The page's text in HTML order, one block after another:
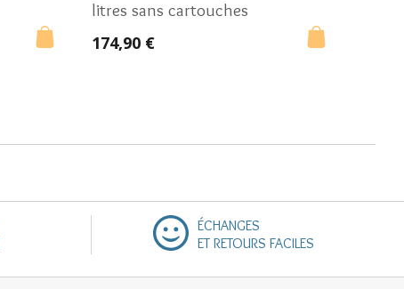
litres sans cartouches
174,90 €
ÉCHANGES
ET RETOURS FACILES